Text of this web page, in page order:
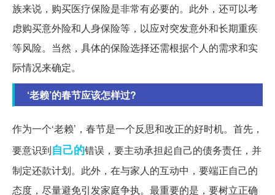
族来说，购买医疗保险是非常有必要的。此外，还可以考
虑购买意外险和人身保险等，以应对突发意外和长期重疾
等风险。当然，具体的保险选择还需根据个人的需求和实
际情况来确定。
‘老赖’的春节应该怎样过?
作为一个‘老赖’，春节是一个反思和改正的好时机。首先，
要意识到自己的错误，要主动承担起自己的债务责任，并
制定还款计划。此外，在与家人的互动中，要端正自己的
态度，尽量避免引发家庭争执。最重要的是，要树立正确